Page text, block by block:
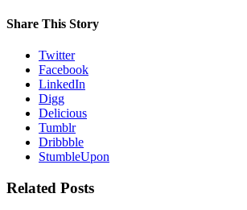
Share This Story
Twitter
Facebook
LinkedIn
Digg
Delicious
Tumblr
Dribbble
StumbleUpon
Related Posts